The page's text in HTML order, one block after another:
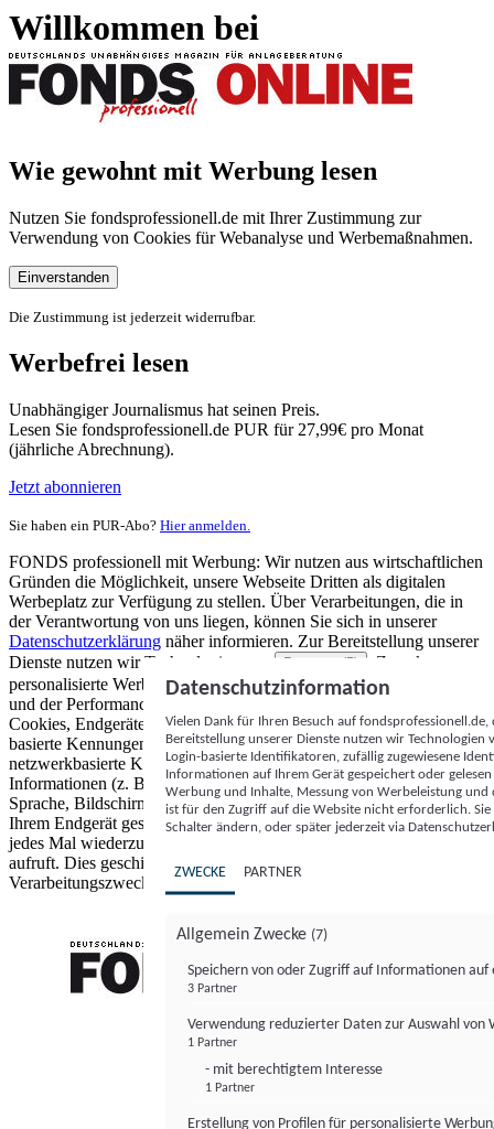
Willkommen bei
Wie gewohnt mit Werbung lesen
Nutzen Sie fondsprofessionell.de mit Ihrer Zustimmung zur
Verwendung von Cookies für Webanalyse und Werbemaßnahmen.
Einverstanden
Die Zustimmung ist jederzeit widerrufbar.
Werbefrei lesen
Unabhängiger Journalismus hat seinen Preis.
Lesen Sie fondsprofessionell.de PUR für 27,99€ pro Monat
(jährliche Abrechnung).
Jetzt abonnieren
Sie haben ein PUR-Abo? Hier anmelden.
FONDS professionell mit Werbung: Wir nutzen aus wirtschaftlichen
Gründen die Möglichkeit, unsere Webseite Dritten als digitalen
Werbeplatz zur Verfügung zu stellen. Über Verarbeitungen, die in
der Verantwortung von uns liegen, können Sie sich in unserer
Datenschutzerklärung näher informieren. Zur Bereitstellung unserer
Dienste nutzen wir Technologien von
Partnern (5)
. Zwecke:
personalisierte Werbung und Inhalte, Messung von Werbeleistung
und der Performance von Inhalten sowie Zielgruppenforschung.
Cookies, Endgeräte- oder ähnliche Online-Kennungen (z. B. login-
basierte Kennungen, zufällig generierte Kennungen,
netzwerkbasierte Kennungen) können zusammen mit anderen
Informationen (z. B. Browsertyp und Browserinformationen,
Sprache, Bildschirmgröße, unterstützte Technologien usw.) auf
Ihrem Endgerät gespeichert oder von dort ausgelesen werden, um es
jedes Mal wiederzuerkennen, wenn es eine App oder einer Webseite
aufruft. Dies geschieht für einen oder mehrere der hier aufgeführten
Verarbeitungszwecke.
Datenschutzinformation
Vielen Dank für Ihren Besuch auf
Bereitstellung unserer Dienste nutzen wir Technologien
Login-basierte Identifikatoren, zufällig zugewiesene
Informationen auf Ihrem Gerät gespeichert oder
Werbung und Inhalte, Messung von Werbeleistung
ist für den Zugriff auf die Website nicht erforderlich.
Schalter ändern, oder später jederzeit via
ZWECKE PARTNER
Allgemein Zwecke (7)
Speichern von oder Zugriff auf Informationen auf
3 Partner
Verwendung reduzierter Daten zur Auswahl von
1 Partner
- mit berechtigtem Interesse
1 Partner
Erstellung von Profilen für personalisierte
FONDS professionell